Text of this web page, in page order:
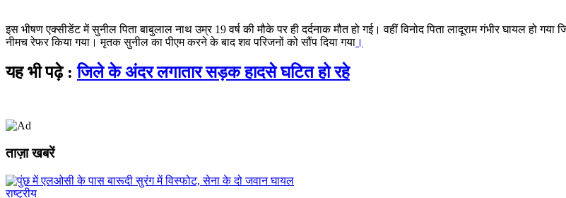
इस भीषण एक्सीडेंट में सुनील पिता बाबुलाल नाथ उम्र 19 वर्ष की मौके पर ही दर्दनाक मौत हो गई। वहीं विनोद पिता लादूराम गंभीर घायल हो
नीमच रेफर किया गया। मृतक सुनील का पीएम करने के बाद शव परिजनों को सौंप दिया गया ।
यह भी पढ़े :जिले के अंदर लगातार सड़क हादसे घटित हो रहे
ताज़ा खबरें
राष्ट्रीय